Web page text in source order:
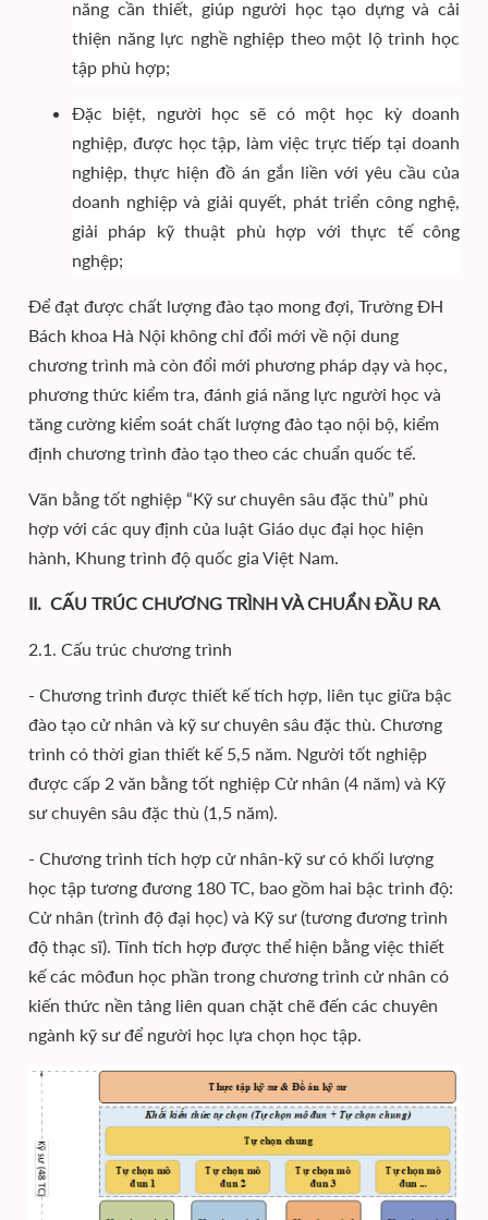
năng cần thiết, giúp người học tạo dựng và cải
thiện năng lực nghề nghiệp theo một lộ trình học
tập phù hợp;
Đặc biệt, người học sẽ có một học kỳ doanh
nghiệp, được học tập, làm việc trực tiếp tại doanh
nghiệp, thực hiện đồ án gắn liền với yêu cầu của
doanh nghiệp và giải quyết, phát triển công nghệ,
giải pháp kỹ thuật phù hợp với thực tế công
nghệp;
Để đạt được chất lượng đào tạo mong đợi, Trường ĐH
Bách khoa Hà Nội không chỉ đổi mới về nội dung
chương trình mà còn đổi mới phương pháp dạy và học,
phương thức kiểm tra, đánh giá năng lực người học và
tăng cường kiểm soát chất lượng đào tạo nội bộ, kiểm
định chương trình đào tạo theo các chuẩn quốc tế.
Văn bằng tốt nghiệp “Kỹ sư chuyên sâu đặc thù” phù
hợp với các quy định của luật Giáo dục đại học hiện
hành, Khung trình độ quốc gia Việt Nam.
II. CẤU TRÚC CHƯƠNG TRÌNH VÀ CHUẨN ĐẦU RA
2.1. Cấu trúc chương trình
- Chương trình được thiết kế tích hợp, liên tục giữa bậc
đào tạo cử nhân và kỹ sư chuyên sâu đặc thù. Chương
trình có thời gian thiết kế 5,5 năm. Người tốt nghiệp
được cấp 2 văn bằng tốt nghiệp Cử nhân (4 năm) và Kỹ
sư chuyên sâu đặc thù (1,5 năm).
- Chương trình tích hợp cử nhân-kỹ sư có khối lượng
học tập tương đương 180 TC, bao gồm hai bậc trình độ:
Cử nhân (trình độ đại học) và Kỹ sư (tương đương trình
độ thạc sĩ). Tính tích hợp được thể hiện bằng việc thiết
kế các môđun học phần trong chương trình cử nhân có
kiến thức nền tảng liên quan chặt chẽ đến các chuyên
ngành kỹ sư để người học lựa chọn học tập.